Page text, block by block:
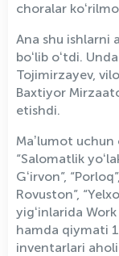
choralar
Ana shu ishlarni
boʻlib oʻtdi.
Tojimirzayev,
Baxtiyor
etishdi.
Maʼlumot
“Salomatlik
Gʻirvon”,
Rovuston”,
yigʻinlarida
hamda qiymati
inventarlari